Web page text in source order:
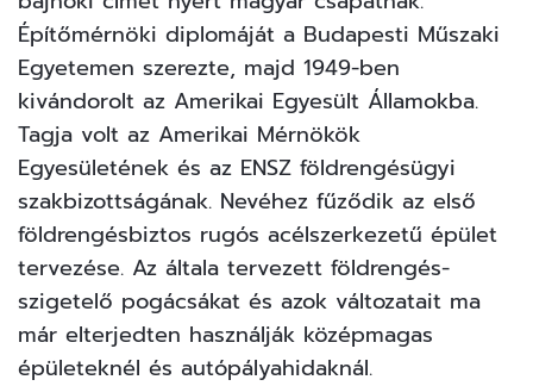
Építőmérnöki diplomáját a Budapesti Műszaki
Egyetemen szerezte, majd 1949-ben
kivándorolt az Amerikai Egyesült Államokba.
Tagja volt az Amerikai Mérnökök
Egyesületének és az ENSZ földrengésügyi
szakbizottságának. Nevéhez fűződik az első
földrengésbiztos rugós acélszerkezetű épület
tervezése. Az általa tervezett földrengés-
szigetelő pogácsákat és azok változatait ma
már elterjedten használják középmagas
épületeknél és autópályahidaknál.